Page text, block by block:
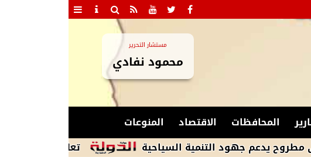
مستشار التحرير
محمود نفادي
المحافظات الاقتصاد
المنوعات
تعليم البحر الأحمر يعلن
التنمية السياحية